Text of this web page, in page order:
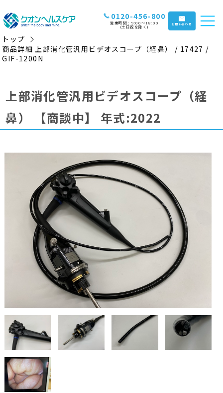
0120-456-800
営業時間：9:00〜18:00
(土日祝を除く) お問い合わせ
トップ
商品詳細 上部消化管汎用ビデオスコープ（経鼻） / 17427 /
GIF-1200N
上部消化管汎用ビデオスコープ（経
鼻）
【商談中】 年式:2022